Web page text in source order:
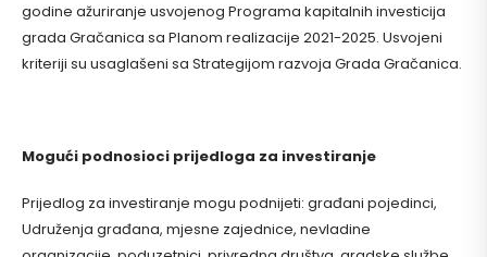
godine ažuriranje usvojenog Programa kapitalnih investicija
grada Gračanica sa Planom realizacije 2021-2025. Usvojeni
kriteriji su usaglašeni sa Strategijom razvoja Grada Gračanica.
Mogući podnosioci prijedloga za investiranje
Prijedlog za investiranje mogu podnijeti: građani pojedinci,
Udruženja građana, mjesne zajednice, nevladine